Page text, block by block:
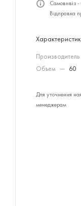
Самовивіз -
Відправка
Производитель
Объем
— 60
Для уточнення
менеджерам